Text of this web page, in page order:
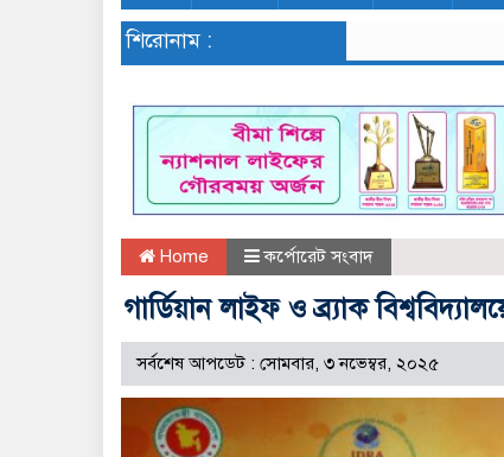
শিরোনাম :
Home কর্পোরেট সংবাদ
গার্ডিয়ান লাইফ ও ব্র্যাক
সর্বশেষ আপডেট : সোমবার, ৩ নভেম্বর, ২০২৫